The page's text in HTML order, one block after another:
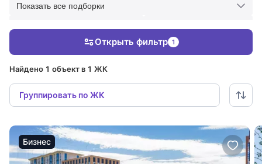
В современном стиле 13 Под ключ с мебелью
Показать все подборки
Найдено 1 объект в 1 ЖК
Группировать по ЖК
Открыть фильтр 1
Бизнес